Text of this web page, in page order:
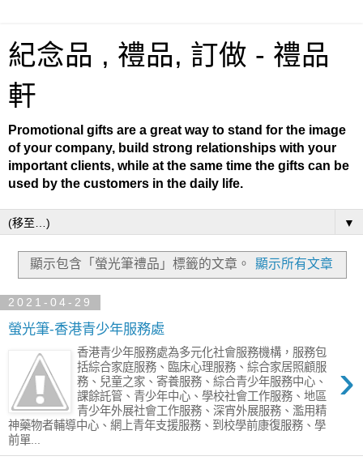
紀念品 , 禮品, 訂做 - 禮品
軒
Promotional gifts are a great way to stand for the image
of your company, build strong relationships with your
important clients, while at the same time the gifts can be
used by the customers in the daily life.
▼
顯示包含「螢光筆禮品」 標籤的文章。 顯示所有文章
2021-04-29
螢光筆-香港青少年服務處
›
香港青少年服務處為多元化社會服務機構，服務包
括綜合家庭服務、臨床心理服務、綜合家居照顧服
務、兒童之家、寄養服務、綜合青少年服務中心、
課餘託管、青少年中心、學校社會工作服務、地區
青少年外展社會工作服務、深宵外展服務、濫用精
神藥物者輔導中心、網上青年支援服務、到校學前康復服務、學
前單...